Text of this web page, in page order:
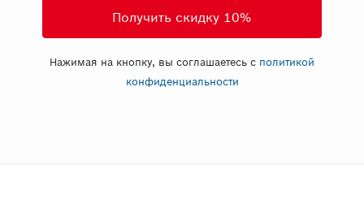
Нажимая на кнопку, вы соглашаетесь с политикой
конфиденциальности